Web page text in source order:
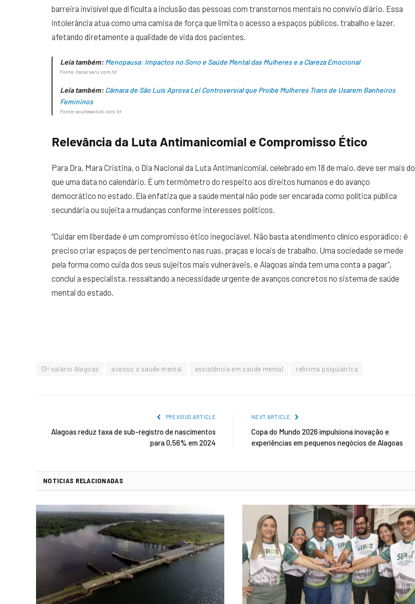
barreira invisível que dificulta a inclusão das pessoas com transtornos mentais no convívio diário. Essa
intolerância atua como uma camisa de força que limita o acesso a espaços públicos, trabalho e lazer,
afetando diretamente a qualidade de vida dos pacientes.
Leia também: Menopausa: Impactos no Sono e Saúde Mental das Mulheres e a Clareza Emocional
Fonte: decaruaru.com.br
Leia também: Câmara de São Luís Aprova Lei Controversial que Proíbe Mulheres Trans de Usarem Banheiros
Femininos
Fonte: soudesaoluis.com.br
Relevância da Luta Antimanicomial e Compromisso Ético
Para Dra. Mara Cristina, o Dia Nacional da Luta Antimanicomial, celebrado em 18 de maio, deve ser mais do
que uma data no calendário. É um termômetro do respeito aos direitos humanos e do avanço
democrático no estado. Ela enfatiza que a saúde mental não pode ser encarada como política pública
secundária ou sujeita a mudanças conforme interesses políticos.
“Cuidar em liberdade é um compromisso ético inegociável. Não basta atendimento clínico esporádico; é
preciso criar espaços de pertencimento nas ruas, praças e locais de trabalho. Uma sociedade se mede
pela forma como cuida dos seus sujeitos mais vulneráveis, e Alagoas ainda tem uma conta a pagar”,
conclui a especialista, ressaltando a necessidade urgente de avanços concretos no sistema de saúde
mental do estado.
13º salário Alagoas acesso a saúde mental assistência em saúde mental reforma psiquiátrica
PREVIOUS ARTICLE
Alagoas reduz taxa de sub-registro de nascimentos
para 0,56% em 2024
NEXT ARTICLE
Copa do Mundo 2026 impulsiona inovação e
experiências em pequenos negócios de Alagoas
NOTICIAS RELACIONADAS